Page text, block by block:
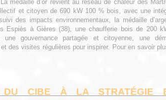
médaille d’or revient au réseau de chaleur des
et citoyen de 690 kW 100 % bois, avec une
des impacts environnementaux, la médaille
Espiès à Gières (38), une chaufferie bois de 200
gouvernance partagée et citoyenne, une
des visites régulières pour inspirer. Pour en savoir
DU CIBE À LA STRATÉGIE